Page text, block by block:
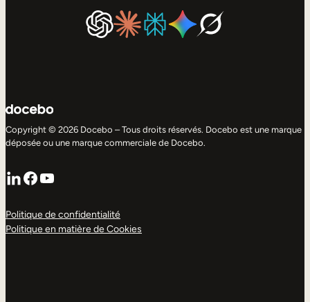
Copyright © 2026 Docebo – Tous droits réservés. Docebo est une marque
déposée ou une marque commerciale de Docebo.
LinkedIn
Facebook
YouTube
Politique de confidentialité
Politique en matière de Cookies